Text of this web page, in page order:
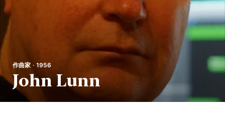
作曲家 · 1956
John Lunn